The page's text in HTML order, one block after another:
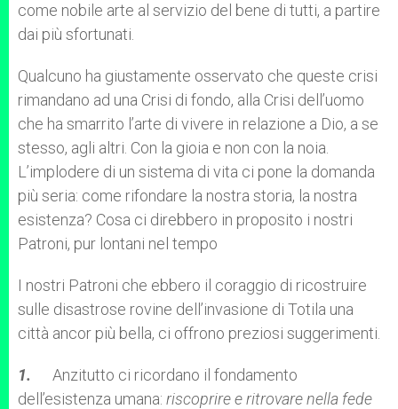
come nobile arte al servizio del bene di tutti, a partire
dai più sfortunati.
Qualcuno ha giustamente osservato che queste crisi
rimandano ad una Crisi di fondo, alla Crisi dell’uomo
che ha smarrito l’arte di vivere in relazione a Dio, a se
stesso, agli altri. Con la gioia e non con la noia.
L’implodere di un sistema di vita ci pone la domanda
più seria: come rifondare la nostra storia, la nostra
esistenza? Cosa ci direbbero in proposito i nostri
Patroni, pur lontani nel tempo
I nostri Patroni che ebbero il coraggio di ricostruire
sulle disastrose rovine dell’invasione di Totila una
città ancor più bella, ci offrono preziosi suggerimenti.
1. Anzitutto ci ricordano il fondamento
dell’esistenza umana: riscoprire e ritrovare nella fede